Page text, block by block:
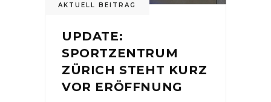
AKTUELL BEITRAG
UPDATE:
SPORTZENTRUM
ZÜRICH STEHT KURZ
VOR ERÖFFNUNG